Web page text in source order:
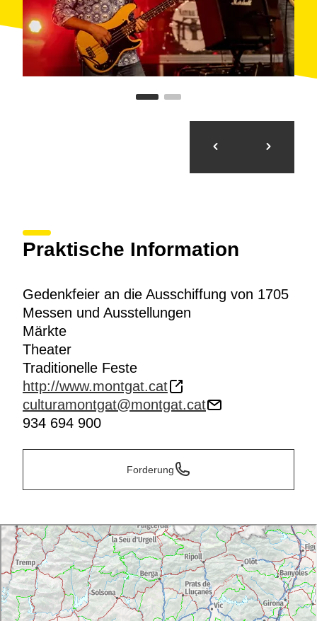
Praktische Information
Gedenkfeier an die Ausschiffung von 1705
Messen und Ausstellungen
Märkte
Theater
Traditionelle Feste
http://www.montgat.cat
culturamontgat@montgat.cat
934 694 900
Forderung